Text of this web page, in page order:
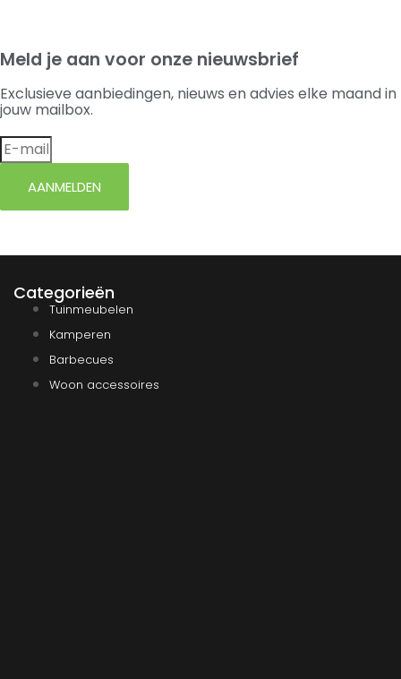
Meld je aan voor onze nieuwsbrief
Exclusieve aanbiedingen, nieuws en advies elke maand in
jouw mailbox.
AANMELDEN
Categorieën
Tuinmeubelen
Kamperen
Barbecues
Woon accessoires